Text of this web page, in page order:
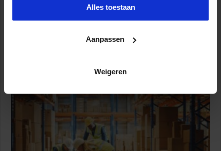
Alles toestaan
Aanpassen
Weigeren
bescherming voor kinderen en gezinnen